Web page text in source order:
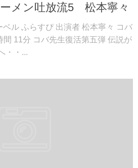
メン吐放流5 松本寧々
ル ふらすぴ 出演者 松本寧々 コバ
間 11分 コバ先生復活第五弾 伝説が
・・...